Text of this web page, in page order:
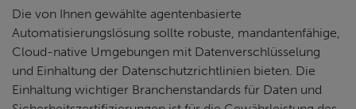
Die von Ihnen gewählte agentenbasierte
Automatisierungslösung sollte robuste, mandantenfähige,
Cloud-native Umgebungen mit Datenverschlüsselung
und Einhaltung der Datenschutzrichtlinien bieten. Die
Einhaltung wichtiger Branchenstandards für Daten und